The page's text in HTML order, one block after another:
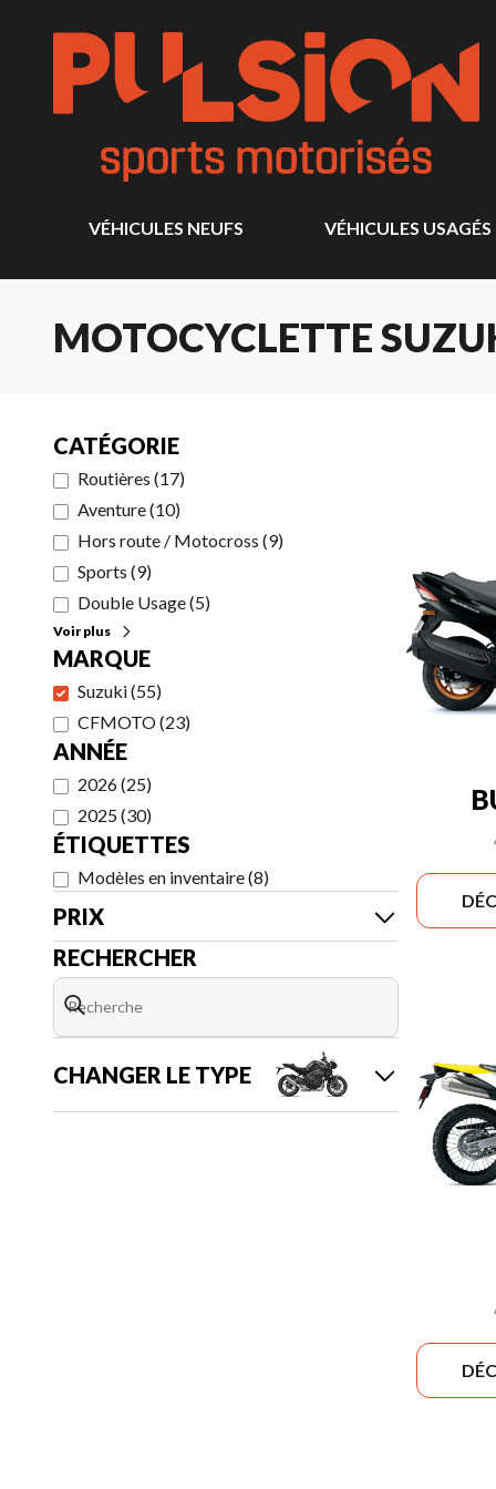
VÉHICULES NEUFS VÉHICULES USAGÉS
MOTOCYCLETTE
CATÉGORIE
Routières (17)
Aventure(10)
Hors route / Motocross (9)
Sports (9)
Double Usage(5)
Voir plus
MARQUE
Suzuki(55)
CFMOTO(23)
ANNÉE
2026(25)
2025(30)
ÉTIQUETTES
Modèles en inventaire(8)
PRIX
RECHERCHER
CHANGER LE TYPE